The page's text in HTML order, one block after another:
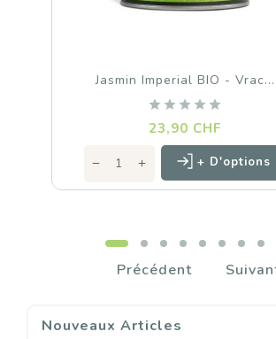
Jasmin Imperial BIO - Vrac...
23,90 CHF
+ D'options
Précédent
Nouveaux Articles